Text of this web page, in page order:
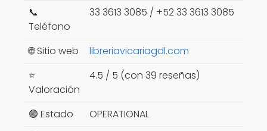
📞
Teléfono
33 3613 3085 / +52 33 3613 3085
🌐 Sitio web
libreriavicariagdl.com
⭐
Valoración
4.5 / 5 (con 39 reseñas)
🟢 Estado
OPERATIONAL